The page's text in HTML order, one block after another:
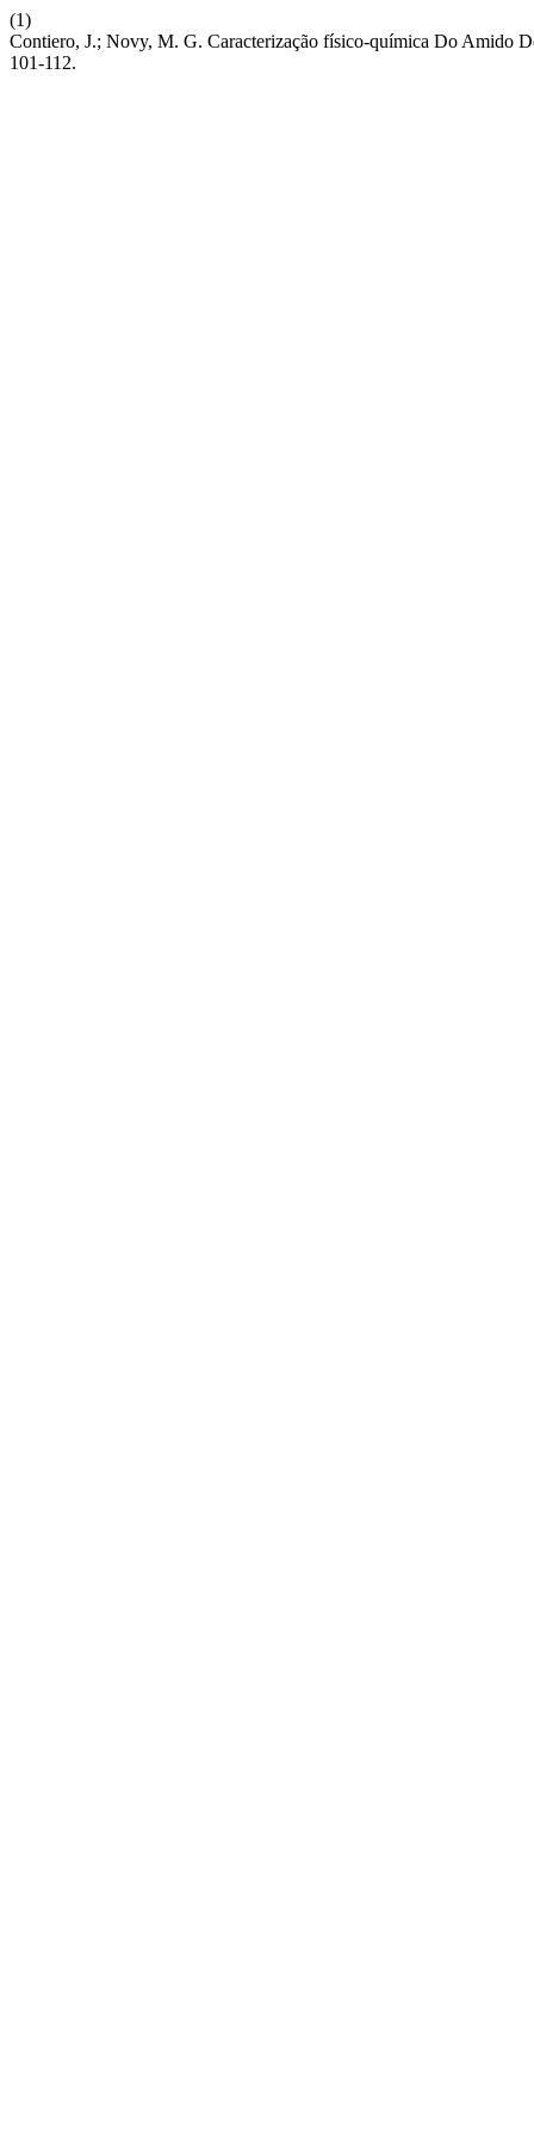
(1)
Contiero, J.; Novy, M. G. Caracterização físico-química Do Amido
101-112.